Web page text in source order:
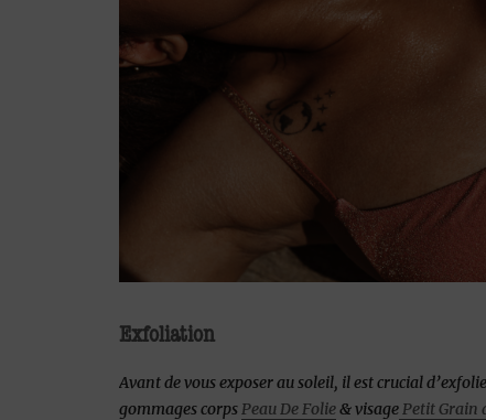
Exfoliation
Avant de vous exposer au soleil, il est crucial
gommages corpsPeau De Folie& visagePetit Grain